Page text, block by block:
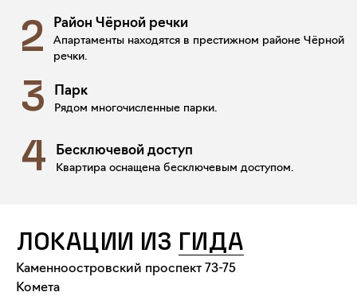
2 Район Чёрной речки
Апартаменты находятся в престижном районе Чёрной
речки.
3 Парк
Рядом многочисленные парки.
4 Бесключевой доступ
Квартира оснащена бесключевым доступом.
ЛОКАЦИИ ИЗ ГИДА
Каменноостровский проспект 73-75
Комета